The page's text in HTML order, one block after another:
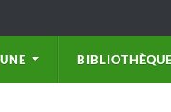
BIBLIOTHÈQUE